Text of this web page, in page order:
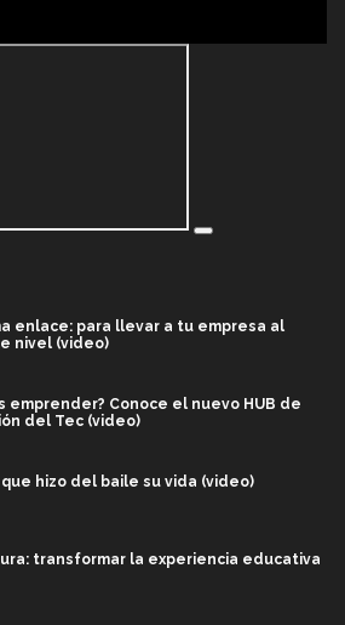
enlace: para llevar a tu empresa al
nivel (video)
emprender? Conoce el nuevo HUB de
del Tec (video)
que hizo del baile su vida (video)
transformar la experiencia educativa